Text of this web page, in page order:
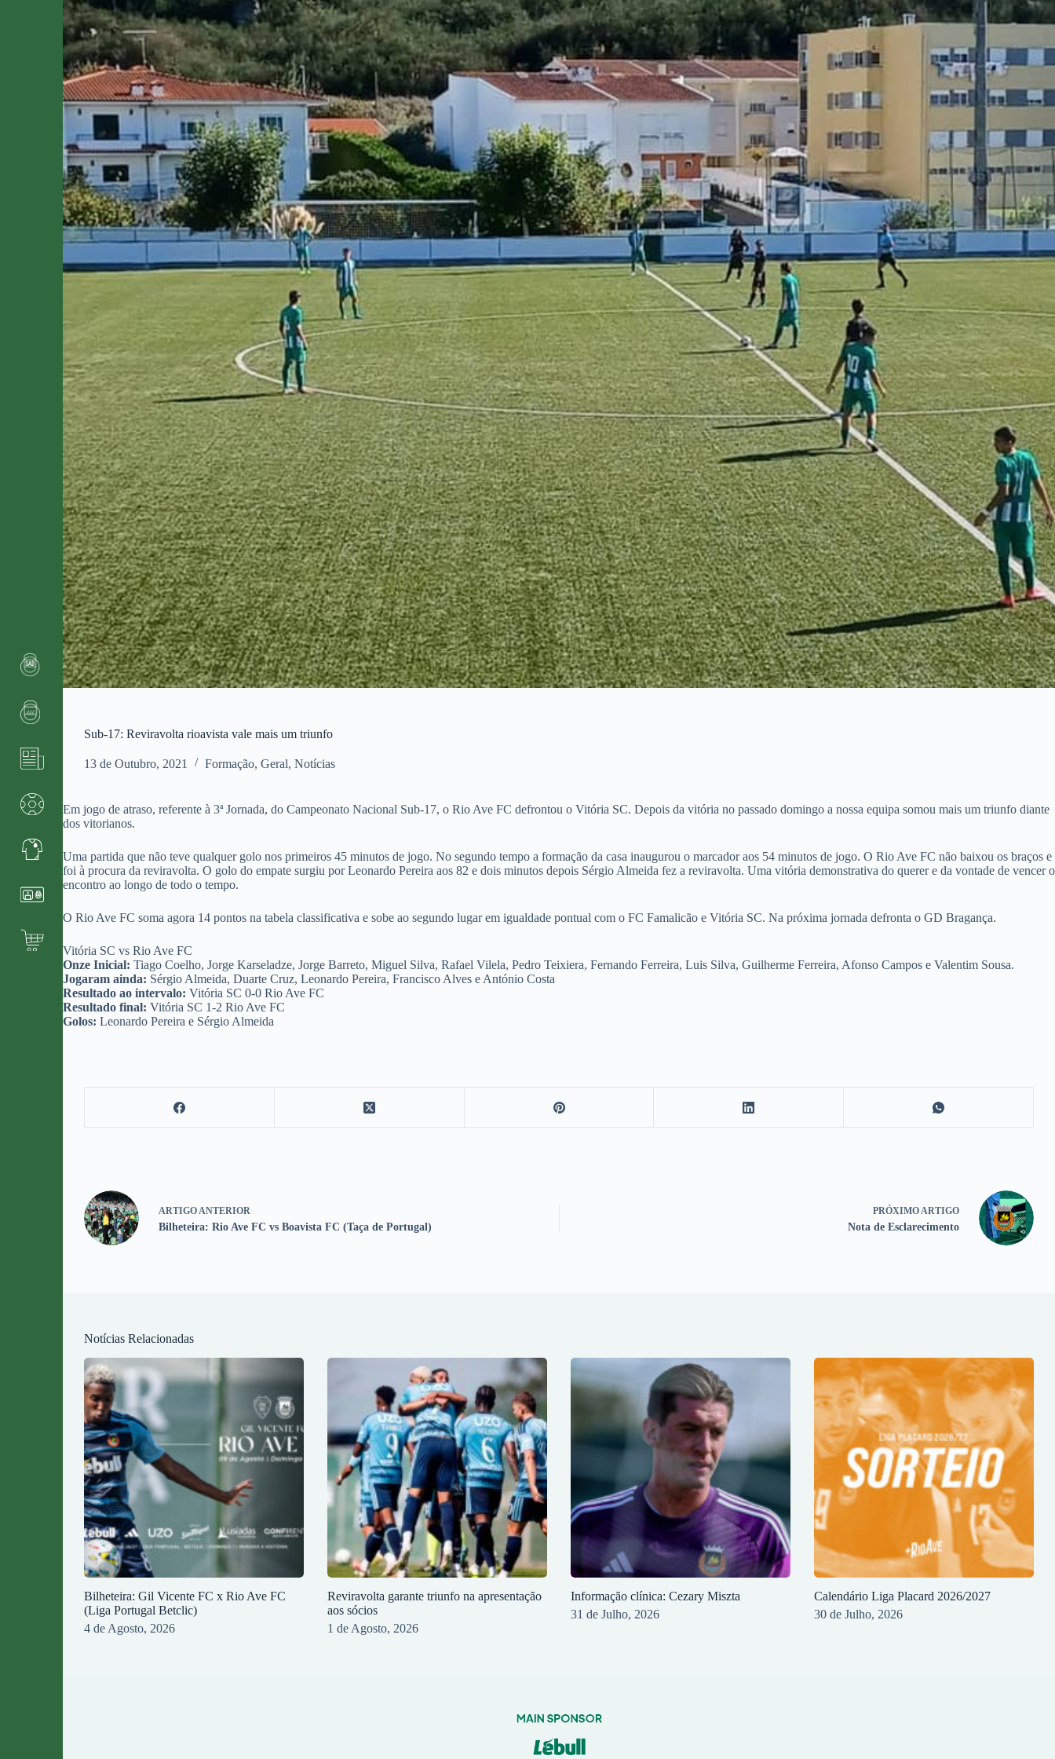
Sub-17: Reviravolta rioavista vale mais um triunfo
13 de Outubro, 2021 Formação,Geral,Notícias
Em jogo de atraso, referente à 3ª Jornada, do Campeonato Nacional Sub-17, o Rio Ave FC defrontou o Vitória SC. Depois da vitória no passado domingo a nossa equipa somou mais um triunfo diante
dos vitorianos.
Uma partida que não teve qualquer golo nos primeiros 45 minutos de jogo. No segundo tempo a formação da casa inaugurou o marcador aos 54 minutos de jogo. O Rio Ave FC não baixou os braços e
foi à procura da reviravolta. O golo do empate surgiu por Leonardo Pereira aos 82 e dois minutos depois Sérgio Almeida fez a reviravolta. Uma vitória demonstrativa do querer e da vontade de vencer o
encontro ao longo de todo o tempo.
O Rio Ave FC soma agora 14 pontos na tabela classificativa e sobe ao segundo lugar em igualdade pontual com o FC Famalicão e Vitória SC. Na próxima jornada defronta o GD Bragança.
Vitória SC vs Rio Ave FC
Onze Inicial: Tiago Coelho, Jorge Karseladze, Jorge Barreto, Miguel Silva, Rafael Vilela, Pedro Teixiera, Fernando Ferreira, Luis Silva, Guilherme Ferreira, Afonso Campos e Valentim Sousa.
Jogaram ainda: Sérgio Almeida, Duarte Cruz, Leonardo Pereira, Francisco Alves e António Costa
Resultado ao intervalo: Vitória SC 0-0 Rio Ave FC
Resultado final: Vitória SC 1-2 Rio Ave FC
Golos: Leonardo Pereira e Sérgio Almeida
ARTIGO ANTERIOR
Bilheteira: Rio Ave FC vs Boavista FC (Taça de Portugal)
PRÓXIMO ARTIGO
Nota de Esclarecimento
Notícias Relacionadas
Bilheteira: Gil Vicente FC x Rio Ave FC
(Liga Portugal Betclic)
4 de Agosto, 2026
Reviravolta garante triunfo na apresentação
aos sócios
1 de Agosto, 2026
Informação clínica: Cezary Miszta
31 de Julho, 2026
Calendário Liga Placard 2026/2027
30 de Julho, 2026